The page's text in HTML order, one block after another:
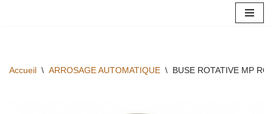
contenu
Accueil \ ARROSAGE AUTOMATIQUE \ BUSE ROTATIVE MP